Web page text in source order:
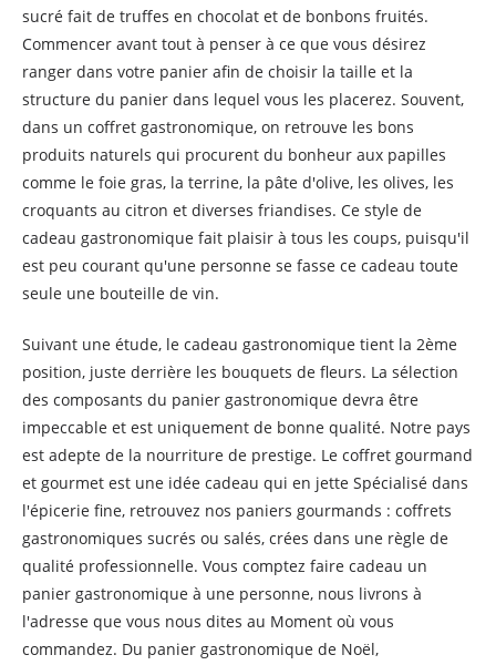
sucré fait de truffes en chocolat et de bonbons fruités.
Commencer avant tout à penser à ce que vous désirez
ranger dans votre panier afin de choisir la taille et la
structure du panier dans lequel vous les placerez. Souvent,
dans un coffret gastronomique, on retrouve les bons
produits naturels qui procurent du bonheur aux papilles
comme le foie gras, la terrine, la pâte d'olive, les olives, les
croquants au citron et diverses friandises. Ce style de
cadeau gastronomique fait plaisir à tous les coups, puisqu'il
est peu courant qu'une personne se fasse ce cadeau toute
seule une bouteille de vin.
Suivant une étude, le cadeau gastronomique tient la 2ème
position, juste derrière les bouquets de fleurs. La sélection
des composants du panier gastronomique devra être
impeccable et est uniquement de bonne qualité. Notre pays
est adepte de la nourriture de prestige. Le coffret gourmand
et gourmet est une idée cadeau qui en jette Spécialisé dans
l'épicerie fine, retrouvez nos paniers gourmands : coffrets
gastronomiques sucrés ou salés, crées dans une règle de
qualité professionnelle. Vous comptez faire cadeau un
panier gastronomique à une personne, nous livrons à
l'adresse que vous nous dites au Moment où vous
commandez. Du panier gastronomique de Noël,